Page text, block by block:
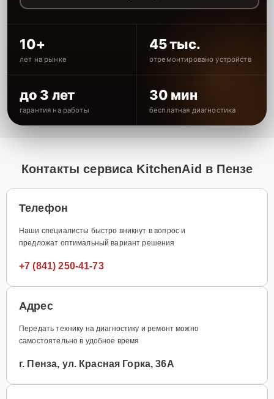
10+
лет на рынке
45 тыс.
отремонтировано устройств
до 3 лет
гарантия на работы
30 мин
бесплатная диагностика
Контакты сервиса KitchenAid в Пензе
Телефон
Наши специалисты быстро вникнут в вопрос и
предложат оптимальный вариант решения
+7 (841) 250-41-73
Адрес
Передать технику на диагностику и ремонт можно
самостоятельно в удобное время
г. Пенза, ул. Красная Горка, 36А